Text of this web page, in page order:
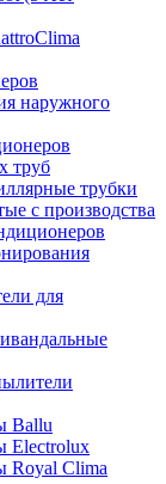
наружного
труб
трубки
с производства
для
Ballu
Electrolux
Royal Clima